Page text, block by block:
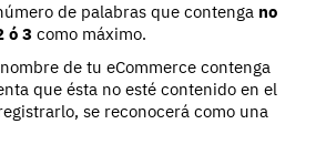
de palabras que contenga no
ó 3 como máximo.
de tu eCommerce contenga
que ésta no esté contenido en el
se reconocerá como una